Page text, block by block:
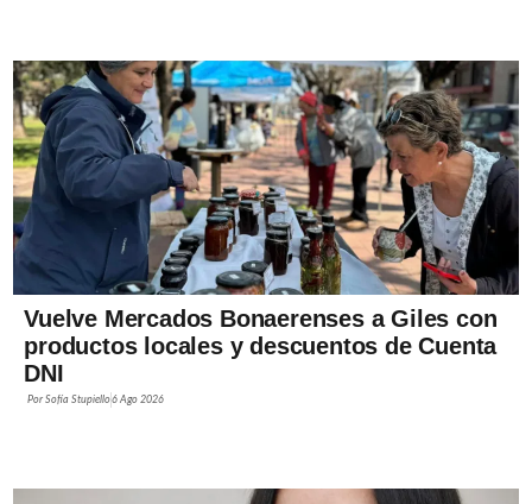
Vuelve Mercados Bonaerenses a Giles con
productos locales y descuentos de Cuenta
DNI
PorSofía Stupiello6 Ago 2026